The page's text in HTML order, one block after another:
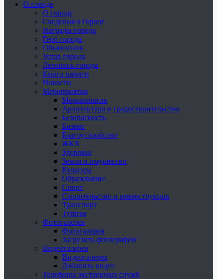
О городе
О городе
Сведения о городе
Награды города
Герб города
Объявления
Устав города
Летопись города
Книга памяти
Новости
Мероприятия
Мероприятия
Архитектура и градостроительство
Безопасность
Бизнес
Благоустройство
ЖКХ
Здоровье
Земля и имущество
Культура
Образование
Спорт
Строительство и реконструкция
Транспорт
Туризм
Фотогалерея
Фотогалерея
Загрузить фотографии
Видеогалерея
Видеогалерея
Добавить видео
Телефоны экстренных служб